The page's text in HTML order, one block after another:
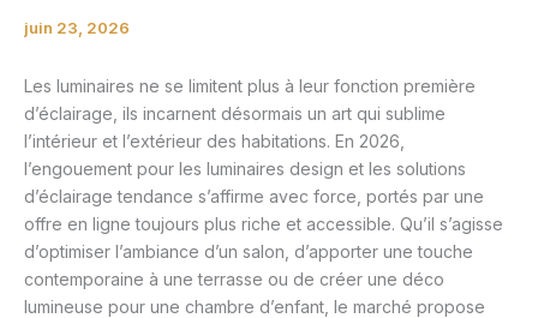
juin 23, 2026
Les luminaires ne se limitent plus à leur fonction première
d’éclairage, ils incarnent désormais un art qui sublime
l’intérieur et l’extérieur des habitations. En 2026,
l’engouement pour les luminaires design et les solutions
d’éclairage tendance s’affirme avec force, portés par une
offre en ligne toujours plus riche et accessible. Qu’il s’agisse
d’optimiser l’ambiance d’un salon, d’apporter une touche
contemporaine à une terrasse ou de créer une déco
lumineuse pour une chambre d’enfant, le marché propose